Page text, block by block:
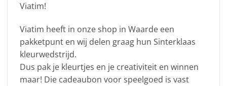
Viatim!
Viatim heeft in onze shop in Waarde een
pakketpunt en wij delen graag hun Sinterklaas
kleurwedstrijd.
Dus pak je kleurtjes en je creativiteit en winnen
maar! Die cadeaubon voor speelgoed is vast